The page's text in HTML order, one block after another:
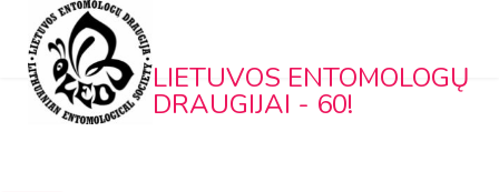
LIETUVOS ENTOMOLOGŲ
DRAUGIJAI - 60!